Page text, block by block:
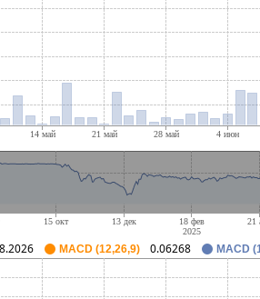
MACD (12,26,9) 0.06268 MACD